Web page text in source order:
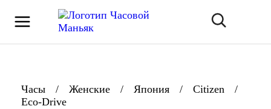
Часы / Женские / Япония / Citizen
/
Eco-Drive